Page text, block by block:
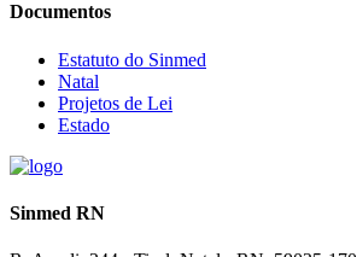
Documentos
Estatuto do Sinmed
Natal
Projetos de Lei
Estado
Sinmed RN